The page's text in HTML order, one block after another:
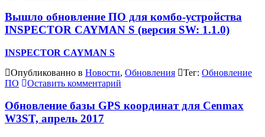
Вышло обновление ПО для комбо-устройства
INSPECTOR CAYMAN S (версия SW: 1.1.0)
INSPECTOR CAYMAN S
Опубликованно в Новости, Обновления Тег: Обновление
ПО
Оставить комментарий
Обновление базы GPS координат для Cenmax
W3ST, апрель 2017